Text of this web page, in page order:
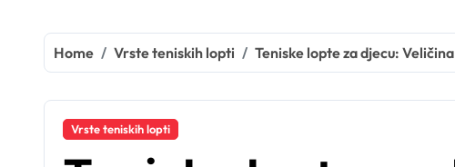
Home Vrste teniskih lopti Teniske lopte za djecu:
Vrste teniskih lopti